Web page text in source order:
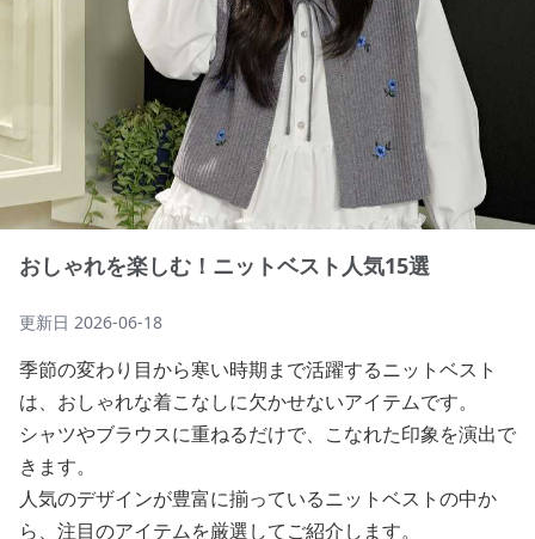
おしゃれを楽しむ！ニットベスト人気15選
更新日 2026-06-18
季節の変わり目から寒い時期まで活躍するニットベスト
は、おしゃれな着こなしに欠かせないアイテムです。
シャツやブラウスに重ねるだけで、こなれた印象を演出で
きます。
人気のデザインが豊富に揃っているニットベストの中か
ら、注目のアイテムを厳選してご紹介します。